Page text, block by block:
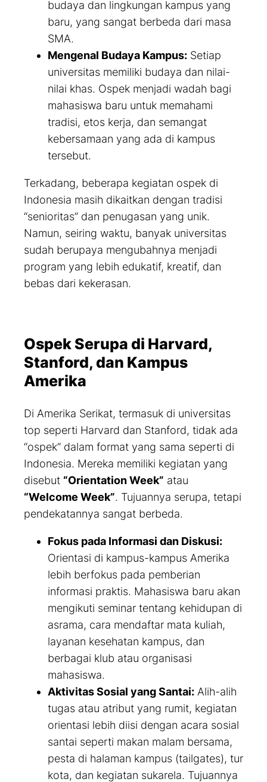
budaya dan lingkungan kampus yang
baru, yang sangat berbeda dari masa
SMA.
Mengenal Budaya Kampus: Setiap
universitas memiliki budaya dan nilai-
nilai khas. Ospek menjadi wadah bagi
mahasiswa baru untuk memahami
tradisi, etos kerja, dan semangat
kebersamaan yang ada di kampus
tersebut.
Terkadang, beberapa kegiatan ospek di
Indonesia masih dikaitkan dengan tradisi
“senioritas” dan penugasan yang unik.
Namun, seiring waktu, banyak universitas
sudah berupaya mengubahnya menjadi
program yang lebih edukatif, kreatif, dan
bebas dari kekerasan.
Ospek Serupa di Harvard,
Stanford, dan Kampus
Amerika
Di Amerika Serikat, termasuk di universitas
top seperti Harvard dan Stanford, tidak ada
“ospek” dalam format yang sama seperti di
Indonesia. Mereka memiliki kegiatan yang
disebut “Orientation Week” atau
“Welcome Week”. Tujuannya serupa, tetapi
pendekatannya sangat berbeda.
Fokus pada Informasi dan Diskusi:
Orientasi di kampus-kampus Amerika
lebih berfokus pada pemberian
informasi praktis. Mahasiswa baru akan
mengikuti seminar tentang kehidupan di
asrama, cara mendaftar mata kuliah,
layanan kesehatan kampus, dan
berbagai klub atau organisasi
mahasiswa.
Aktivitas Sosial yang Santai: Alih-alih
tugas atau atribut yang rumit, kegiatan
orientasi lebih diisi dengan acara sosial
santai seperti makan malam bersama,
pesta di halaman kampus (tailgates), tur
kota, dan kegiatan sukarela. Tujuannya